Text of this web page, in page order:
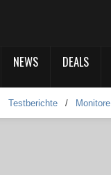
NEWS DEALS
Testberichte / Monitore